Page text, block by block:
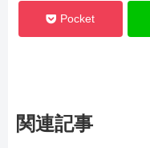
Pocket
関連記事